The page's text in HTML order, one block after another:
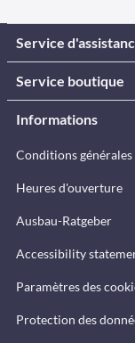
Service
Service boutique
Informations
Conditions
Heures d'ouverture
Ausbau-Ratgeber
Accessibility
Paramètres des
Protection des